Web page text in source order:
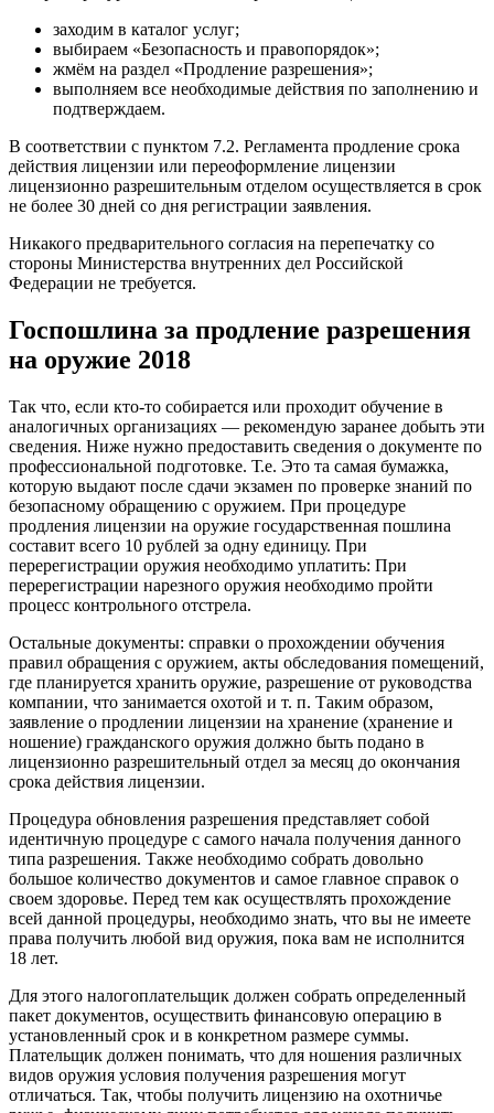
заходим в каталог услуг;
выбираем «Безопасность и правопорядок»;
жмём на раздел «Продление разрешения»;
выполняем все необходимые действия по заполнению и
подтверждаем.
В соответствии с пунктом 7.2. Регламента продление срока
действия лицензии или переоформление лицензии
лицензионно разрешительным отделом осуществляется в срок
не более 30 дней со дня регистрации заявления.
Никакого предварительного согласия на перепечатку со
стороны Министерства внутренних дел Российской
Федерации не требуется.
Госпошлина за продление разрешения
на оружие 2018
Так что, если кто-то собирается или проходит обучение в
аналогичных организациях — рекомендую заранее добыть эти
сведения. Ниже нужно предоставить сведения о документе по
профессиональной подготовке. Т.е. Это та самая бумажка,
которую выдают после сдачи экзамен по проверке знаний по
безопасному обращению с оружием. При процедуре
продления лицензии на оружие государственная пошлина
составит всего 10 рублей за одну единицу. При
перерегистрации оружия необходимо уплатить: При
перерегистрации нарезного оружия необходимо пройти
процесс контрольного отстрела.
Остальные документы: справки о прохождении обучения
правил обращения с оружием, акты обследования помещений,
где планируется хранить оружие, разрешение от руководства
компании, что занимается охотой и т. п. Таким образом,
заявление о продлении лицензии на хранение (хранение и
ношение) гражданского оружия должно быть подано в
лицензионно разрешительный отдел за месяц до окончания
срока действия лицензии.
Процедура обновления разрешения представляет собой
идентичную процедуре с самого начала получения данного
типа разрешения. Также необходимо собрать довольно
большое количество документов и самое главное справок о
своем здоровье. Перед тем как осуществлять прохождение
всей данной процедуры, необходимо знать, что вы не имеете
права получить любой вид оружия, пока вам не исполнится
18 лет.
Для этого налогоплательщик должен собрать определенный
пакет документов, осуществить финансовую операцию в
установленный срок и в конкретном размере суммы.
Плательщик должен понимать, что для ношения различных
видов оружия условия получения разрешения могут
отличаться. Так, чтобы получить лицензию на охотничье